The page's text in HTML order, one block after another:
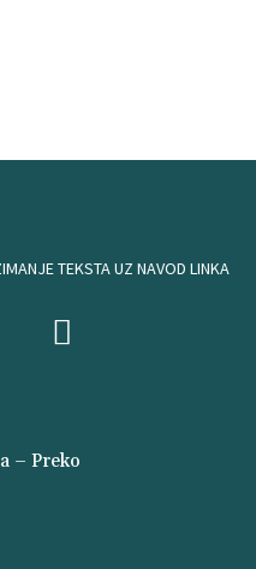
TEKSTA UZ NAVOD LINKA
– Preko